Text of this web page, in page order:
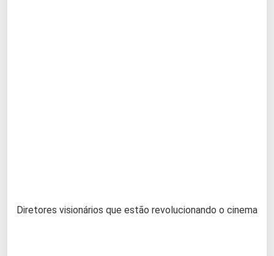
Diretores visionários que estão revolucionando o cinema